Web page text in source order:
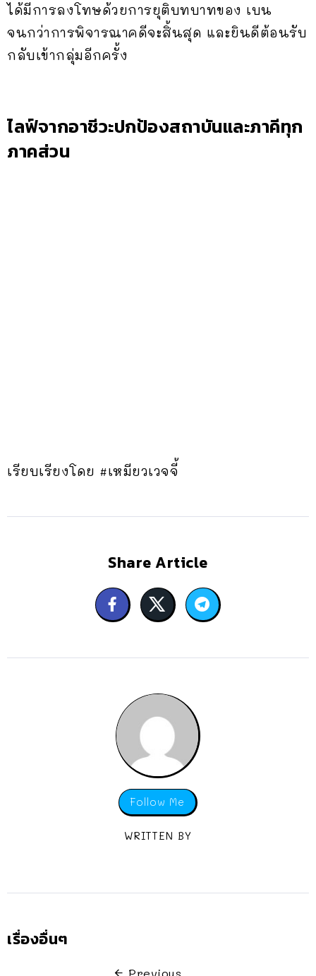
ได้มีการลงโทษด้วยการยุติบทบาทของ เบน
จนกว่าการพิจารณาคดีจะสิ้นสุด และยินดีต้อนรับ
กลับเข้ากลุ่มอีกครั้ง
ไลฟ์จากอาชีวะปกป้องสถาบันและภาคีทุก
ภาคส่วน
เรียบเรียงโดย #เหมียวเวจจี้
Share Article
Follow Me
WRITTEN BY
เรื่องอื่นๆ
Previous